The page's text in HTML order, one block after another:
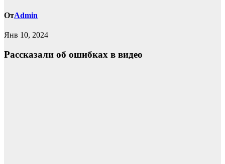
ОтAdmin
Янв 10, 2024
Рассказали об ошибках в видео